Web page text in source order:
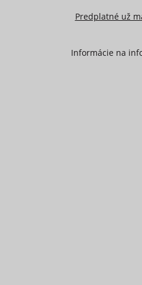
Predplatné už
Informácie na